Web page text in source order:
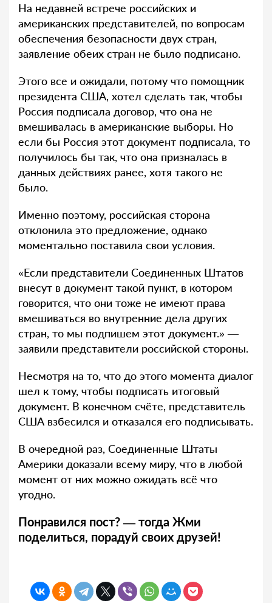
На недавней встрече российских и
американских представителей, по вопросам
обеспечения безопасности двух стран,
заявление обеих стран не было подписано.
Этого все и ожидали, потому что помощник
президента США, хотел сделать так, чтобы
Россия подписала договор, что она не
вмешивалась в американские выборы. Но
если бы Россия этот документ подписала, то
получилось бы так, что она призналась в
данных действиях ранее, хотя такого не
было.
Именно поэтому, российская сторона
отклонила это предложение, однако
моментально поставила свои условия.
«Если представители Соединенных Штатов
внесут в документ такой пункт, в котором
говорится, что они тоже не имеют права
вмешиваться во внутренние дела других
стран, то мы подпишем этот документ.» —
заявили представители российской стороны.
Несмотря на то, что до этого момента диалог
шел к тому, чтобы подписать итоговый
документ. В конечном счёте, представитель
США взбесился и отказался его подписывать.
В очередной раз, Соединенные Штаты
Америки доказали всему миру, что в любой
момент от них можно ожидать всё что
угодно.
Понравился пост? — тогда Жми
поделиться, порадуй своих друзей!